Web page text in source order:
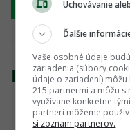
Nenašli sme
Uchovávanie
Ďalšie
Vaše osobné údaje
zariadenia (súbory
údaje o zariadení)
215 partnermi a môžu
využívané konkrétne
partneri môžeme
si zoznam partnerov.